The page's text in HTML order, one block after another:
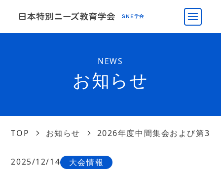
NEWS
お知らせ
TOP お知らせ 2026年度中間集会および第32
2025/12/14 大会情報